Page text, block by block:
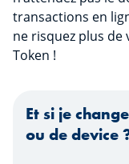
transactions en
ne risquez plus de
Token !
Et si je
ou de device